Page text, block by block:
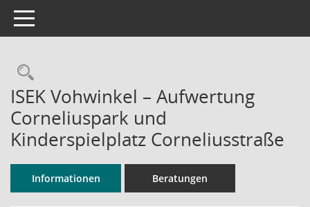
Toggle navigation
Rechercheauswahl
ISEK Vohwinkel – Aufwertung
Corneliuspark und
Kinderspielplatz Corneliusstraße
Informationen Beratungen